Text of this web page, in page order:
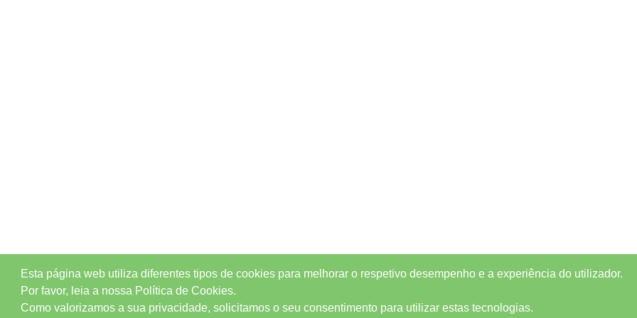
Esta página web utiliza diferentes tipos de cookies para melhorar o respetivo desempenho e a experiência do utilizador.
Por favor, leia a nossa Política de Cookies.
Como valorizamos a sua privacidade, solicitamos o seu consentimento para utilizar estas tecnologias.